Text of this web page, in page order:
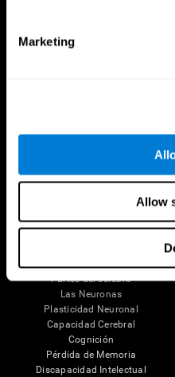
Marketing
Allow
Tu Cerebro
Mente y Cerebro
Partes del cerebro
Las Neuronas
Plasticidad Neuronal
Capacidad Cerebral
Cognición
Pérdida de Memoria
Discapacidad Intelectual